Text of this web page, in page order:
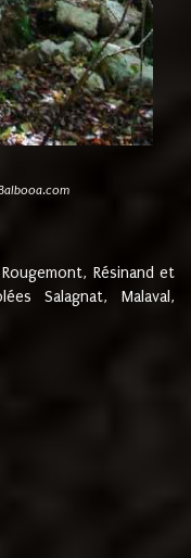
Résinand et
Salagnat, Malaval,